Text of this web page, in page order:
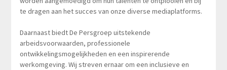
te dragen aan het succes van onze diverse mediaplatforms.
Daarnaast biedt De Persgroep uitstekende
arbeidsvoorwaarden, professionele
ontwikkelingsmogelijkheden en een inspirerende
werkomgeving. Wij streven ernaar om een inclusieve en